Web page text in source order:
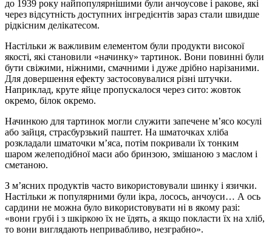
до 1939 року найпопулярнішими були анчоусове і ракове, які
через відсутність доступних інгредієнтів зараз стали швидше
рідкісним делікатесом.
Настільки ж важливим елементом були продукти високої
якості, які становили «начинку» тартинок. Вони повинні були
бути свіжими, ніжними, смачними і дуже дрібно нарізаними.
Для довершення ефекту застосовувалися різні штучки.
Наприклад, круте яйце пропускалося через сито: жовток
окремо, білок окремо.
Начинкою для тартинок могли служити запечене м’ясо косулі
або зайця, страсбурзький паштет. На шматочках хліба
розкладали шматочки м’яса, потім покривали їх тонким
шаром желеподібної маси або бринзою, змішаною з маслом і
сметаною.
З м’ясних продуктів часто використовували шинку і язички.
Настільки ж популярними були ікра, лосось, анчоуси… А ось
сардини не можна було використовувати ні в якому разі:
«вони грубі і з шкіркою їх не їдять, а якщо покласти їх на хліб,
то вони виглядають непривабливо, незграбно».